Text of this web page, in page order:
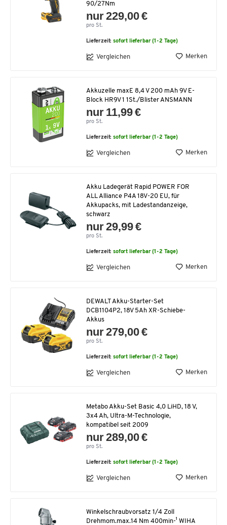
90/27Nm
nur 229,00 €
pro St.
Lieferzeit:sofort lieferbar (1-2 Tage)
Vergleichen Merken
Akkuzelle maxE 8,4 V 200 mAh 9V E-
Block HR9V 1 1St./Blister ANSMANN
nur 11,99 €
pro St.
Lieferzeit:sofort lieferbar (1-2 Tage)
Vergleichen Merken
Akku Ladegerät Rapid POWER FOR
ALL Alliance P4A 18V-20 EU, für
Akkupacks, mit Ladestandanzeige,
schwarz
nur 29,99 €
pro St.
Lieferzeit:sofort lieferbar (1-2 Tage)
Vergleichen Merken
DEWALT Akku-Starter-Set
DCB1104P2, 18V 5Ah XR-Schiebe-
Akkus
nur 279,00 €
pro St.
Lieferzeit:sofort lieferbar (1-2 Tage)
Vergleichen Merken
Metabo Akku-Set Basic 4,0 LiHD, 18 V,
3x4 Ah, Ultra-M-Technologie,
kompatibel seit 2009
nur 289,00 €
pro St.
Lieferzeit:sofort lieferbar (1-2 Tage)
Vergleichen Merken
Winkelschraubvorsatz 1/4 Zoll
Drehmom.max.14 Nm 400min-¹ WIHA